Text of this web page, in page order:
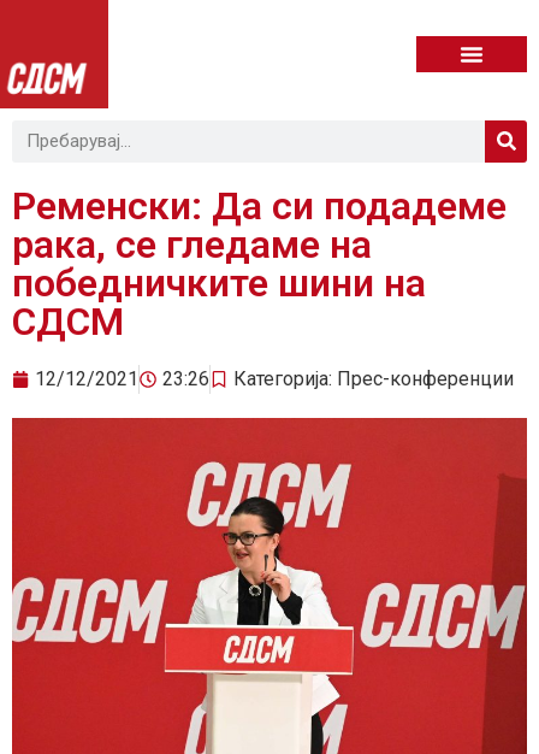
Ременски: Да си подадеме
рака, се гледаме на
победничките шини на
СДСМ
12/12/2021 23:26 Категорија: Прес-конференции